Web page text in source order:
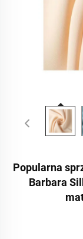
Popularna
Barbara